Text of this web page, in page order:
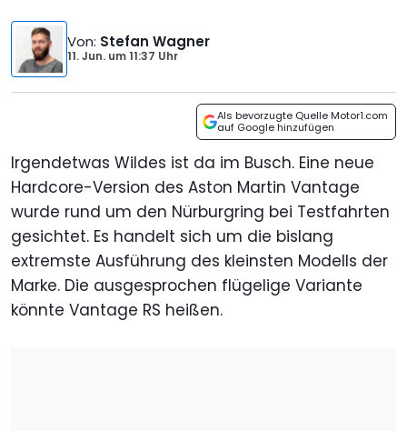
Von: Stefan Wagner
11. Jun. um11:37 Uhr
Als bevorzugte Quelle Motor1.com
auf Google hinzufügen
Irgendetwas Wildes ist da im Busch. Eine neue
Hardcore-Version des Aston Martin Vantage
wurde rund um den Nürburgring bei Testfahrten
gesichtet. Es handelt sich um die bislang
extremste Ausführung des kleinsten Modells der
Marke. Die ausgesprochen flügelige Variante
könnte Vantage RS heißen.